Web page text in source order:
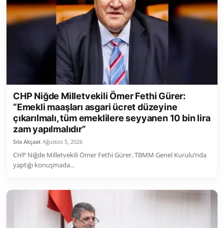
CHP Niğde Milletvekili Ömer Fethi Gürer:
“Emekli maaşları asgari ücret düzeyine
çıkarılmalı, tüm emeklilere seyyanen 10 bin lira
zam yapılmalıdır”
Sıla Akçaat Ağustos 5, 2026
CHP Niğde Milletvekili Ömer Fethi Gürer, TBMM Genel Kurulu’nda
yaptığı konuşmada...